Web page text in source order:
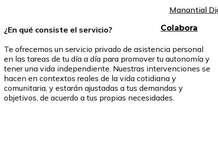
Manantial
Colabora
¿En qué consiste el servicio?
Te ofrecemos un servicio privado de asistencia personal
en las tareas de tu día a día para promover tu autonomía y
tener una vida independiente. Nuestras intervenciones se
hacen en contextos reales de la vida cotidiana y
comunitaria, y estarán ajustadas a tus demandas y
objetivos, de acuerdo a tus propias necesidades.